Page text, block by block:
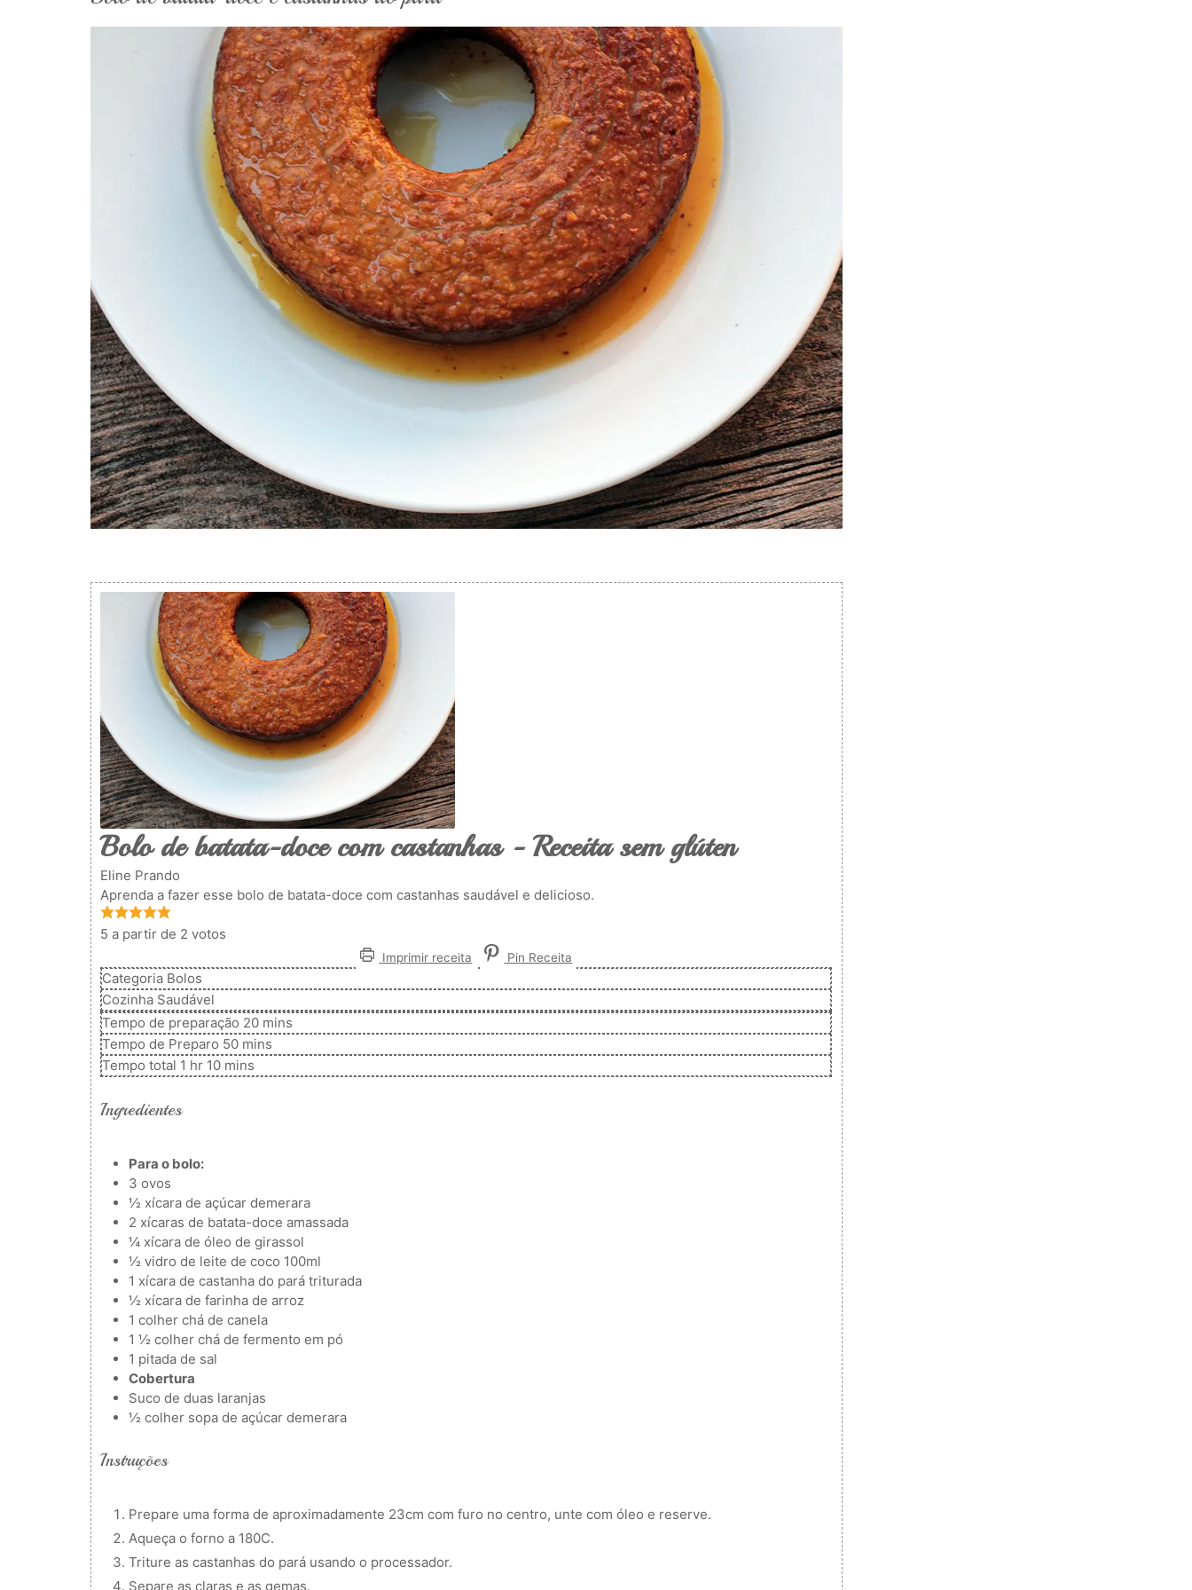
Bolo de batata-doce com castanhas - Receita sem glúten
Eline Prando
Aprenda a fazer esse bolo de batata-doce com castanhas saudável e delicioso.
5 a partir de 2 votos
Imprimir receita Pin Receita
Categoria Bolos
Cozinha Saudável
Tempo de preparação 20minutos
mins
Tempo de Preparo 50minutos
mins
Tempo total 1 hora
hr 10minutos
mins
Ingredientes
Para o bolo:
3 ovos
½ xícara de açúcar demerara
2 xícaras de batata-doce amassada
¼ xícara de óleo de girassol
½ vidro de leite de coco 100ml
1 xícara de castanha do pará triturada
½ xícara de farinha de arroz
1 colher chá de canela
1 ½ colher chá de fermento em pó
1 pitada de sal
Cobertura
Suco de duas laranjas
½ colher sopa de açúcar demerara
Instruções
Prepare uma forma de aproximadamente 23cm com furo no centro, unte com óleo e reserve.
Aqueça o forno a 180C.
Triture as castanhas do pará usando o processador.
Separe as claras e as gemas.